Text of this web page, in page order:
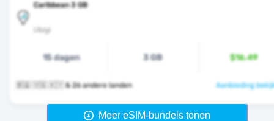
Caribbean 3 GB
Ubigi
15 dagen 3 GB $16.49
🇧🇶 🇻🇬 🇰🇾 & 26 andere landen Aanbieding
Meer eSIM-bundels tonen